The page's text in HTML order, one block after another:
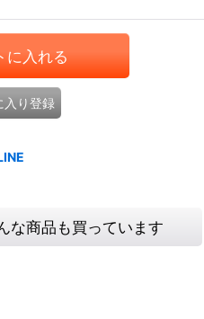
に入れる
入り登録
な商品も買っています